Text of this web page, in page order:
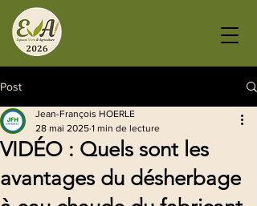
Post
VIDÉO : Quels sont les
avantages du désherbage
Jean-François HOERLE
28 mai 2025 1 min de lecture